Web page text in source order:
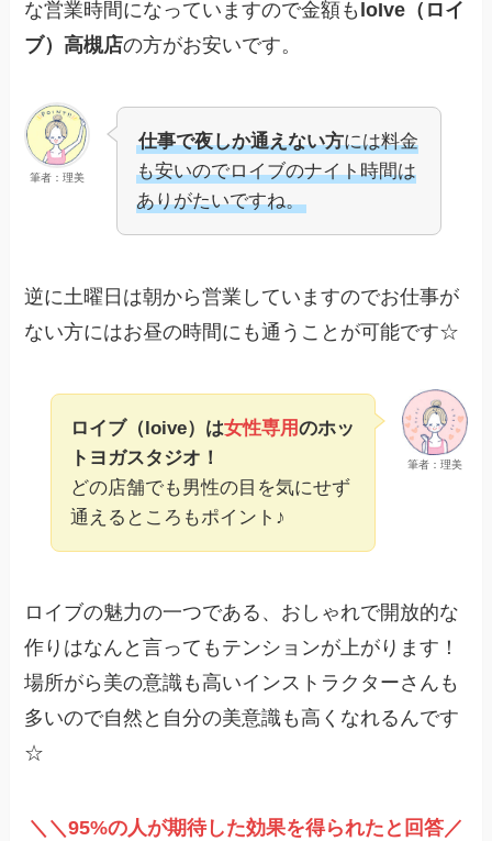
な営業時間になっていますので金額も loIve（ロイ
ブ）高槻店の方がお安いです。
筆者：理美
仕事で夜しか通えない方には料金
も安いのでロイブのナイト時間は
ありがたいですね。
逆に土曜日は朝から営業していますのでお仕事が
ない方にはお昼の時間にも通うことが可能です☆
筆者：理美
ロイブ（loive）は女性専用のホッ
トヨガスタジオ！
どの店舗でも男性の目を気にせず
通えるところもポイント♪
ロイブの魅力の一つである、おしゃれで開放的な
作りはなんと言ってもテンションが上がります！
場所がら美の意識も高いインストラクターさんも
多いので自然と自分の美意識も高くなれるんです
☆
＼＼95%の人が期待した効果を得られたと回答／